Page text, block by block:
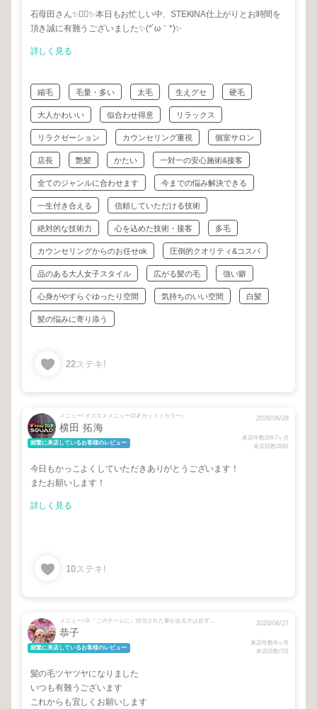
石母田さん✨🙎‍♂️✨本日もお忙しい中、STEKINA仕上がりとお時間を
頂き誠に有難うございました✨(*´ω｀*)✨
詳しく見る
縮毛 毛量・多い 太毛 生えグセ 硬毛
大人かわいい 似合わせ得意 リラックス
リラクゼーション カウンセリング重視 個室サロン
店長 艶髪 かたい 一対一の安心施術&接客
全てのジャンルに合わせます 今までの悩み解決できる
一生付き合える 信頼していただける技術
絶対的な技術力 心を込めた技術・接客 多毛
カウンセリングからのお任せok 圧倒的クオリティ&コスパ
品のある大人女子スタイル 広がる髪の毛 強い癖
心身がやすらぐゆったり空間 気持ちのいい空間 白髪
髪の悩みに寄り添う
22ステキ!
メニュー/ オススメメニュー😊🎵カット＋カラー♪
横田 拓海
頻繁に来店しているお客様のレビュー
2026/06/28
来店年数/2年7ヶ月
来店回数/20回
今日もかっこよくしていただきありがとうございます！
またお願いします！
詳しく見る
10ステキ!
メニュー/ 🌻『このチームに』担当された事がある方は必ずご選択下さい🌻 + ヘッドスパ + ⚠️シャンプーブローをお選びください🙇 + 酸熱トリートメント
恭子
頻繁に来店しているお客様のレビュー
2026/06/27
来店年数/6ヶ月
来店回数/7回
髪の毛ツヤツヤになりました
いつも有難うございます
これからも宜しくお願いします